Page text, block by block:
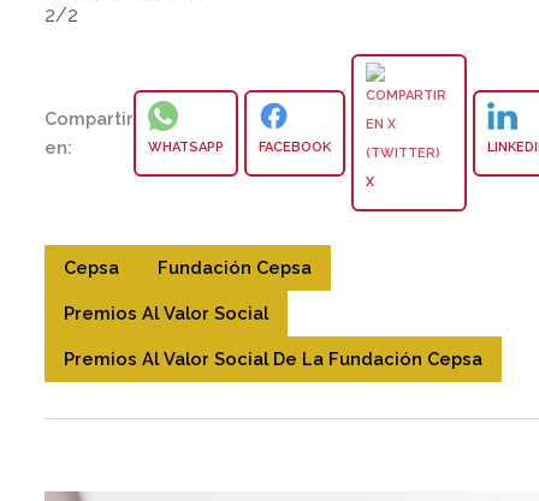
2/2
Compartir
en:
WHATSAPP FACEBOOK
X
Cepsa Fundación Cepsa
Premios Al Valor Social
Premios Al Valor Social De La Fundación Cepsa